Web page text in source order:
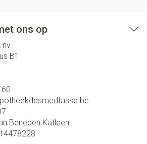
ons op
nv
B1
Beneden Katleen